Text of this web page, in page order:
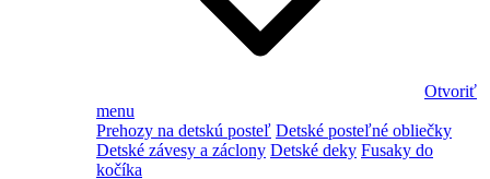
Otvoriť
menu
Prehozy na detskú posteľ Detské posteľné obliečky
Detské závesy a záclony Detské deky Fusaky do
kočíka